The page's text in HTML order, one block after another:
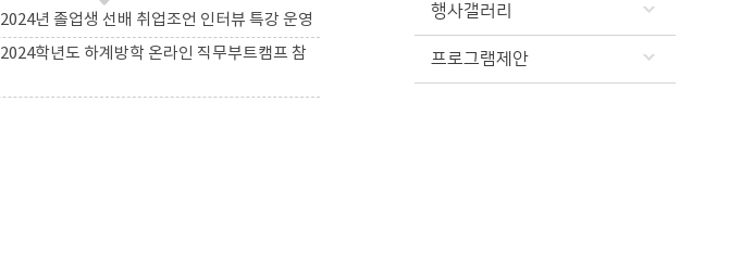
행사갤러리
프로그램제안
2024년 졸업생 선배 취업조언 인터뷰 특강 운영
2024학년도 하계방학 온라인 직무부트캠프 참